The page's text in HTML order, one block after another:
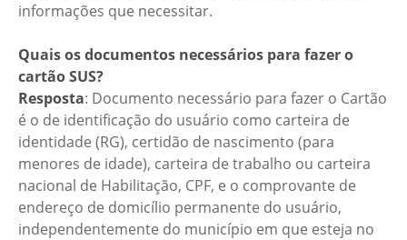
informações que necessitar.
Quais os documentos necessários para fazer o
cartão SUS?
Resposta: Documento necessário para fazer o Cartão
é o de identificação do usuário como carteira de
identidade (RG), certidão de nascimento (para
menores de idade), carteira de trabalho ou carteira
nacional de Habilitação, CPF, e o comprovante de
endereço de domicílio permanente do usuário,
independentemente do município em que esteja no